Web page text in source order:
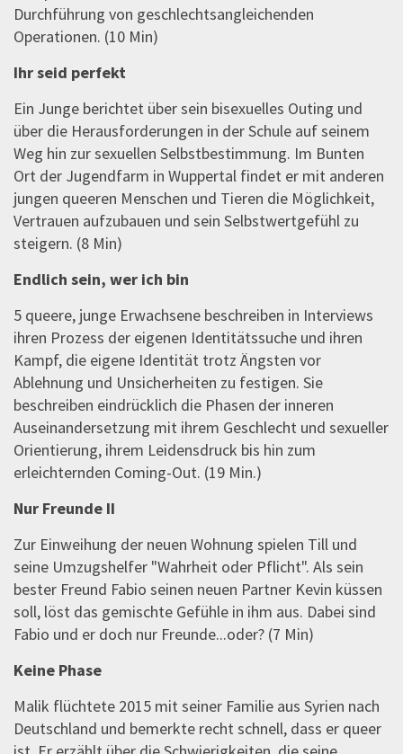
Durchführung von geschlechtsangleichenden
Operationen. (10 Min)
Ihr seid perfekt
Ein Junge berichtet über sein bisexuelles Outing und
über die Herausforderungen in der Schule auf seinem
Weg hin zur sexuellen Selbstbestimmung. Im Bunten
Ort der Jugendfarm in Wuppertal findet er mit anderen
jungen queeren Menschen und Tieren die Möglichkeit,
Vertrauen aufzubauen und sein Selbstwertgefühl zu
steigern. (8 Min)
Endlich sein, wer ich bin
5 queere, junge Erwachsene beschreiben in Interviews
ihren Prozess der eigenen Identitätssuche und ihren
Kampf, die eigene Identität trotz Ängsten vor
Ablehnung und Unsicherheiten zu festigen. Sie
beschreiben eindrücklich die Phasen der inneren
Auseinandersetzung mit ihrem Geschlecht und sexueller
Orientierung, ihrem Leidensdruck bis hin zum
erleichternden Coming-Out. (19 Min.)
Nur Freunde II
Zur Einweihung der neuen Wohnung spielen Till und
seine Umzugshelfer "Wahrheit oder Pflicht". Als sein
bester Freund Fabio seinen neuen Partner Kevin küssen
soll, löst das gemischte Gefühle in ihm aus. Dabei sind
Fabio und er doch nur Freunde...oder? (7 Min)
Keine Phase
Malik flüchtete 2015 mit seiner Familie aus Syrien nach
Deutschland und bemerkte recht schnell, dass er queer